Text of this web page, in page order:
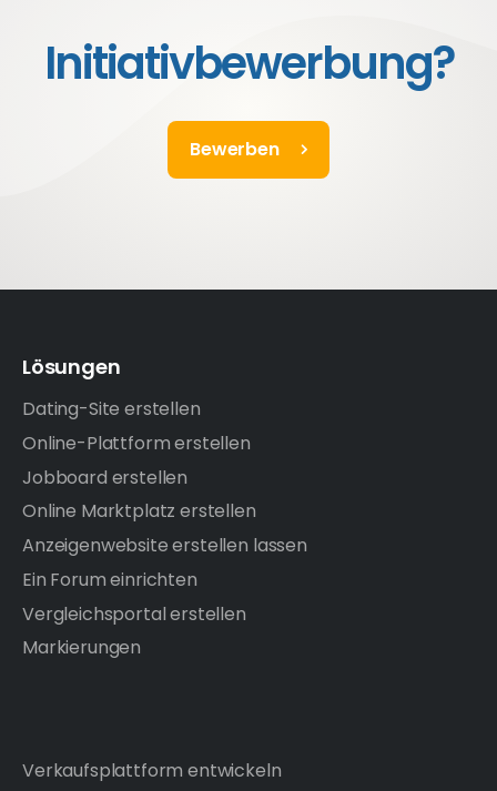
Initiativbewerbung?
Bewerben
Lösungen
Dating-Site erstellen
Online-Plattform erstellen
Jobboard erstellen
Online Marktplatz erstellen
Anzeigenwebsite erstellen lassen
Ein Forum einrichten
Vergleichsportal erstellen
Markierungen
Verkaufsplattform entwickeln